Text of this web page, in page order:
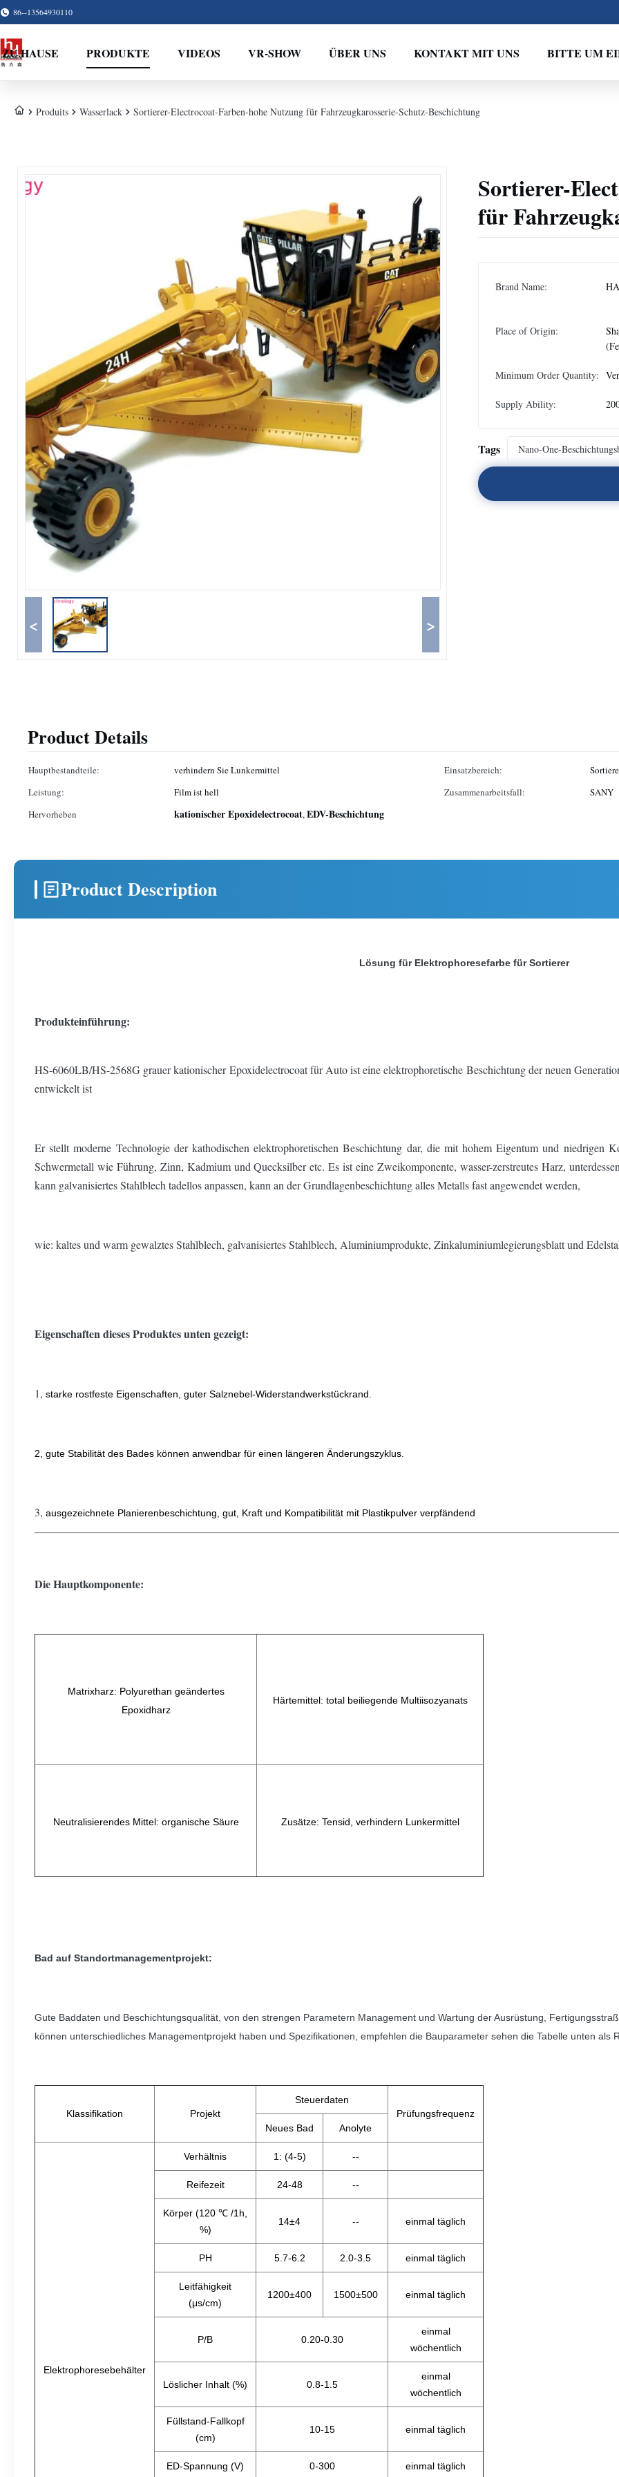
86--13564930110
ZU HAUSE PRODUKTE VIDEOS VR-SHOW ÜBER UNS KONTAKT MIT UNS BITTE UM
Produits Wasserlack Sortierer-Electrocoat-Farben-hohe Nutzung für Fahrzeugkarosserie-Schutz-Beschichtung
< >
Sortierer-
für
Brand Name:
Place of Origin:
Minimum Order Quantity:
Supply Ability:
Tags Nano-One-
Product Details
Hauptbestandteile: verhindern Sie Lunkermittel Einsatzbereich:
Leistung:
Film ist hell Zusammenarbeitsfall:
SANY
Hervorheben
kationischer Epoxidelectrocoat,EDV-Beschichtung
Product Description
Lösung für Elektrophoresefarbe für Sortierer
Produkteinführung:
HS-6060LB/HS-2568G grauer kationischer Epoxidelectrocoat für Auto ist eine elektrophoretische Beschichtung der neuen
entwickelt ist
Er stellt moderne Technologie der kathodischen elektrophoretischen Beschichtung dar, die mit hohem Eigentum und niedrigen
Schwermetall wie Führung, Zinn, Kadmium und Quecksilber etc. Es ist eine Zweikomponente, wasser-zerstreutes Harz,
kann galvanisiertes Stahlblech tadellos anpassen, kann an der Grundlagenbeschichtung alles Metalls fast angewendet werden,
wie: kaltes und warm gewalztes Stahlblech, galvanisiertes Stahlblech, Aluminiumprodukte, Zinkaluminiumlegierungsblatt und
Eigenschaften dieses Produktes unten gezeigt:
1, starke rostfeste Eigenschaften, guter Salznebel-Widerstandwerkstückrand.
2, gute Stabilität des Bades können anwendbar für einen längeren Änderungszyklus.
3, ausgezeichnete Planierenbeschichtung, gut, Kraft und Kompatibilität mit Plastikpulver verpfändend
Die Hauptkomponente:
Matrixharz: Polyurethan geändertes
Epoxidharz
Härtemittel: total beiliegende Multiisozyanats
Neutralisierendes Mittel: organische Säure Zusätze: Tensid, verhindern Lunkermittel
Bad auf Standortmanagementprojekt:
Gute Baddaten und Beschichtungsqualität, von den strengen Parametern Management und Wartung der Ausrüstung,
können unterschiedliches Managementprojekt haben und Spezifikationen, empfehlen die Bauparameter sehen die Tabelle unten als
Klassifikation Projekt
Steuerdaten
Prüfungsfrequenz
Neues Bad
Anolyte
Elektrophoresebehälter
Verhältnis 1: (4-5) --
Reifezeit 24-48 --
Körper (120 ℃ /1h,
%)
14±4 -- einmal täglich
PH 5.7-6.2 2.0-3.5 einmal täglich
Leitfähigkeit
(μs/cm)
1200±400 1500±500 einmal täglich
P/B 0.20-0.30
einmal
wöchentlich
Löslicher Inhalt (%) 0.8-1.5
einmal
wöchentlich
Füllstand-Fallkopf
(cm)
10-15 einmal täglich
ED-Spannung (V) 0-300 einmal täglich